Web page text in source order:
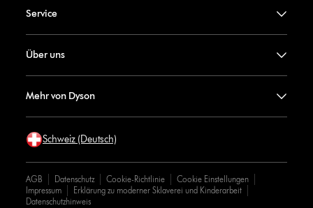
Service
Über uns
Mehr von Dyson
Schweiz (Deutsch)
AGB Datenschutz Cookie-Richtlinie
Cookie Einstellungen
Impressum
Erklärung zu moderner Sklaverei und Kinderarbeit
Datenschutzhinweis